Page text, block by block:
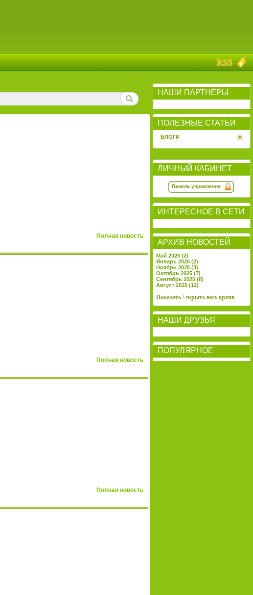
Полная новость
Полная новость
Полная новость
НАШИ ПАРТНЕРЫ
ПОЛЕЗНЫЕ СТАТЬИ
БЛОГИ
ЛИЧНЫЙ КАБИНЕТ
Панель управления
ИНТЕРЕСНОЕ В СЕТИ
АРХИВ НОВОСТЕЙ
Май 2026 (2)
Январь 2026 (2)
Ноябрь 2025 (3)
Октябрь 2025 (7)
Сентябрь 2025 (8)
Август 2025 (12)
Показать / скрыть весь архив
НАШИ ДРУЗЬЯ
ПОПУЛЯРНОЕ